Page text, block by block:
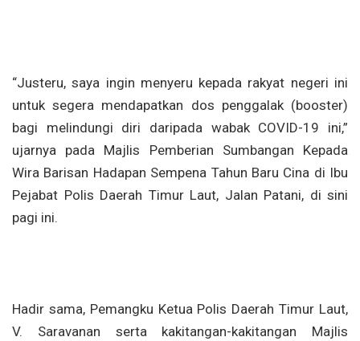
“Justeru, saya ingin menyeru kepada rakyat negeri ini
untuk segera mendapatkan dos penggalak (booster)
bagi melindungi diri daripada wabak COVID-19 ini,”
ujarnya pada Majlis Pemberian Sumbangan Kepada
Wira Barisan Hadapan Sempena Tahun Baru Cina di Ibu
Pejabat Polis Daerah Timur Laut, Jalan Patani, di sini
pagi ini.
Hadir sama, Pemangku Ketua Polis Daerah Timur Laut,
V. Saravanan serta kakitangan-kakitangan Majlis